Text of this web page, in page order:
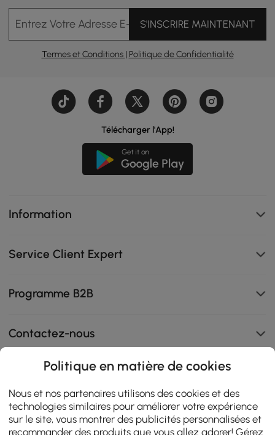
Entrez Votre Adresse E-mailS'INSCRIRE MAINTENANT
Termes et Conditions | Politique de Confidentialité
Télécharger l'App!
Information
Service Client Expert
Programme B2B
Contactez-nous
108K
4.9
star
rating
AVIS CERTIFIÉS
Politique en matière de cookies
Nous et nos partenaires utilisons des cookies et des
technologies similaires pour améliorer votre expérience
sur le site, vous montrer des publicités personnalisées et
recommander des produits que vous allez adorer! Gérez